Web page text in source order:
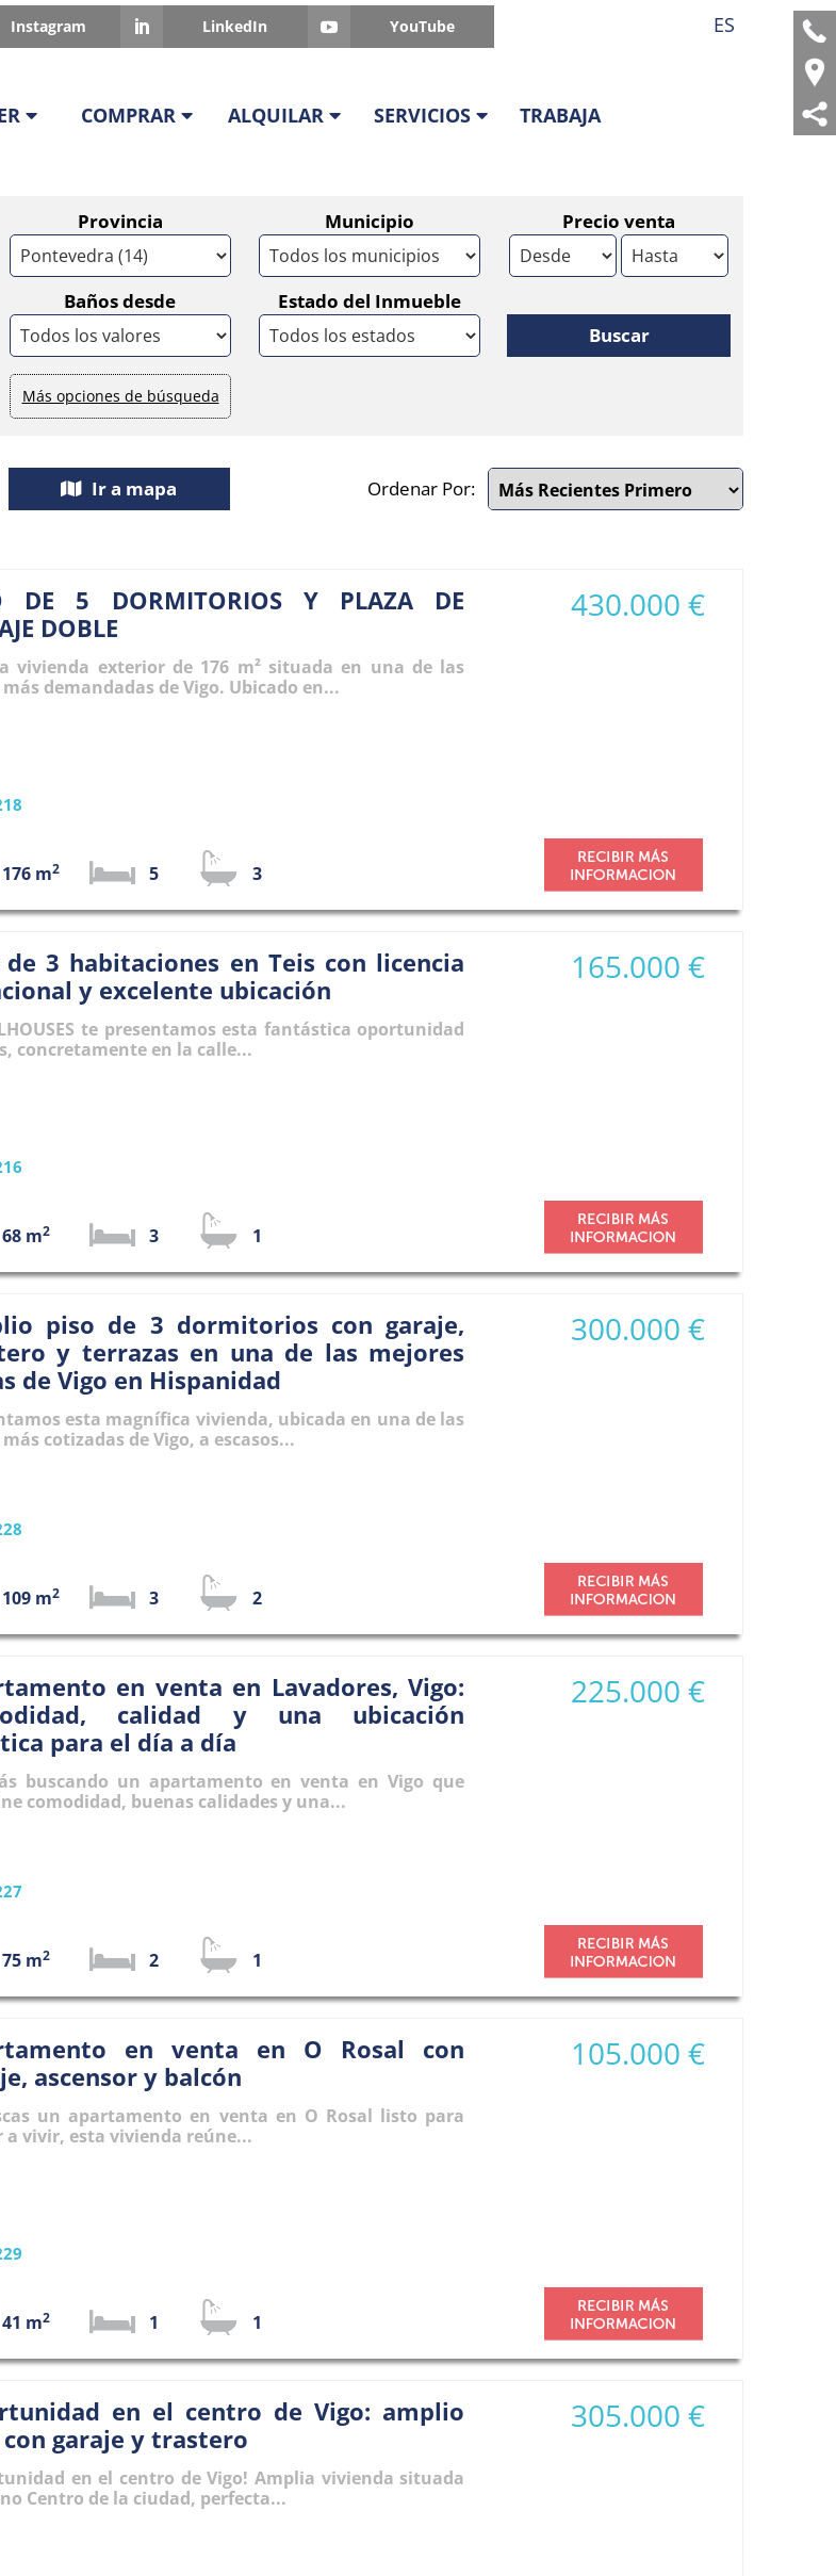
Instagram LinkedIn YouTube ES
COMPRAR ALQUILAR SERVICIOS TRABAJA
Provincia Municipio Precio venta
Baños desde
Estado del Inmueble
Buscar
Más opciones de búsqueda
Ir a mapa Ordenar Por:
DE 5 DORMITORIOS Y PLAZA DE
DOBLE
vivienda exterior de 176 m² situada en una de las
demandadas de Vigo. Ubicado en...
176 m2 5 3
430.000 €
de 3 habitaciones en Teis con licencia
y excelente ubicación
te presentamos esta fantástica oportunidad
concretamente en la calle...
68 m2 3 1
165.000 €
piso de 3 dormitorios con garaje,
y terrazas en una de las mejores
de Vigo en Hispanidad
esta magnífica vivienda, ubicada en una de las
cotizadas de Vigo, a escasos...
109 m2 3 2
300.000 €
en venta en Lavadores, Vigo:
calidad y una ubicación
para el día a día
buscando un apartamento en venta en Vigo que
comodidad, buenas calidades y una...
75 m2 2 1
225.000 €
en venta en O Rosal con
ascensor y balcón
un apartamento en venta en O Rosal listo para
a vivir, esta vivienda reúne...
41 m2 1 1
105.000 €
en el centro de Vigo: amplio
garaje y trastero
en el centro de Vigo! Amplia vivienda situada
Centro de la ciudad, perfecta...
305.000 €